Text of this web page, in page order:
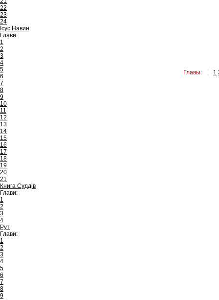
22
23
24
Ісус Навин
Глави:
1
2
3
4
5
6
7
8
9
10
11
12
13
14
15
16
17
18
19
20
21
Книга Суддів
Глави:
1
2
3
4
Рут
Глави:
1
2
3
4
5
6
7
8
9
Главы: 1